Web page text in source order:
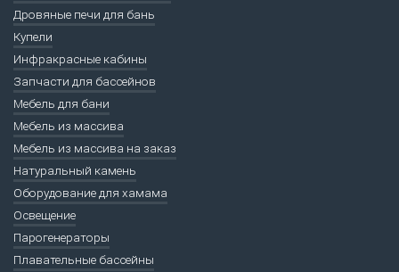
Дровяные печи для бань
Купели
Инфракрасные кабины
Запчасти для бассейнов
Мебель для бани
Мебель из массива
Мебель из массива на заказ
Натуральный камень
Оборудование для хамама
Освещение
Парогенераторы
Плавательные бассейны